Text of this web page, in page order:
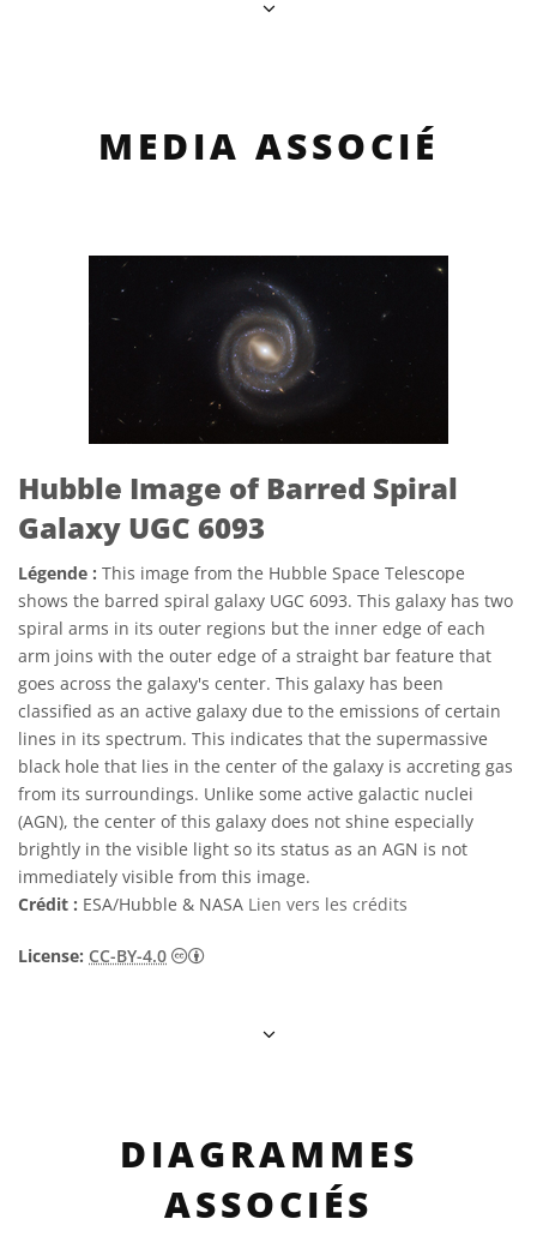
MEDIA ASSOCIÉ
Hubble Image of Barred Spiral
Galaxy UGC 6093
Légende : This image from the Hubble Space Telescope
shows the barred spiral galaxy UGC 6093. This galaxy has two
spiral arms in its outer regions but the inner edge of each
arm joins with the outer edge of a straight bar feature that
goes across the galaxy's center. This galaxy has been
classified as an active galaxy due to the emissions of certain
lines in its spectrum. This indicates that the supermassive
black hole that lies in the center of the galaxy is accreting gas
from its surroundings. Unlike some active galactic nuclei
(AGN), the center of this galaxy does not shine especially
brightly in the visible light so its status as an AGN is not
immediately visible from this image.
Crédit : ESA/Hubble & NASA Lien vers les crédits
License: CC-BY-4.0 Creative Commons (CC) Attribution 4.0
DIAGRAMMES
ASSOCIÉS